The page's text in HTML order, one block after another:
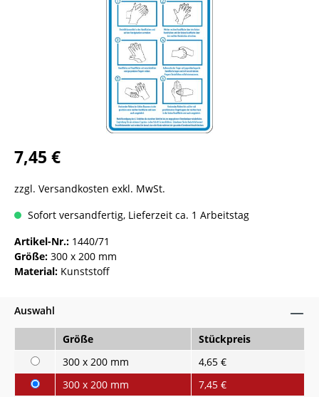
7,45 €
zzgl. Versandkosten exkl. MwSt.
Sofort versandfertig, Lieferzeit ca. 1 Arbeitstag
Artikel-Nr.: 1440/71
Größe: 300 x 200 mm
Material: Kunststoff
Auswahl
Größe
Stückpreis
300 x 200 mm
4,65 €
300 x 200 mm
7,45 €